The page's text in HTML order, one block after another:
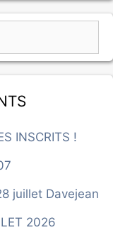
INSCRITS !
juillet Davejean
2026